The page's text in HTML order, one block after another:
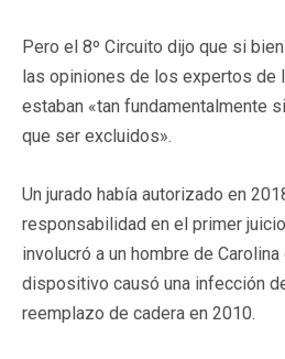
Pero el 8º Circuito dijo que si
las opiniones de los expertos de
estaban «tan fundamentalmente
que ser excluidos».
Un jurado había autorizado en
responsabilidad en el primer
involucró a un hombre de
dispositivo causó una infección
reemplazo de cadera en 2010.